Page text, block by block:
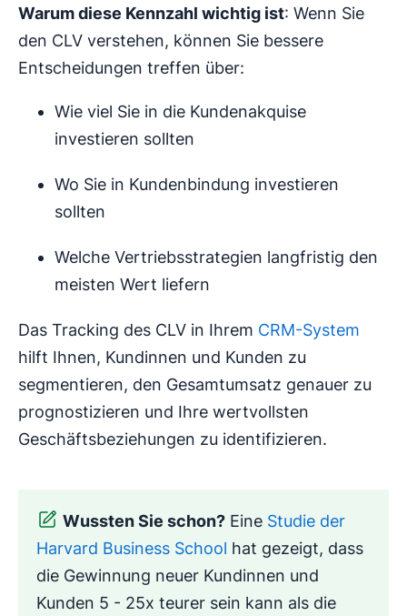
Warum diese Kennzahl wichtig ist: Wenn Sie
den CLV verstehen, können Sie bessere
Entscheidungen treffen über:
Wie viel Sie in die Kundenakquise
investieren sollten
Wo Sie in Kundenbindung investieren
sollten
Welche Vertriebsstrategien langfristig den
meisten Wert liefern
Das Tracking des CLV in Ihrem CRM-System
hilft Ihnen, Kundinnen und Kunden zu
segmentieren, den Gesamtumsatz genauer zu
prognostizieren und Ihre wertvollsten
Geschäftsbeziehungen zu identifizieren.
Wussten Sie schon? Eine Studie der
Harvard Business School hat gezeigt, dass
die Gewinnung neuer Kundinnen und
Kunden 5 - 25x teurer sein kann als die